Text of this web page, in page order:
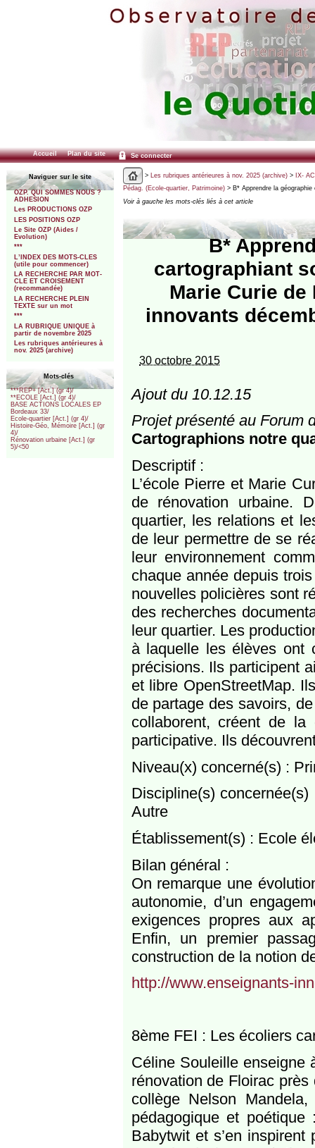
Accueil Plan du site Se connecter
Naviguer sur le site
OZP. QUI SOMMES NOUS ?
ADHESION
Les PRODUCTIONS OZP
LES POSITIONS OZP
Le Site OZP (Aides /
Evolution)
***
L’INDEX DES MOTS-CLES
(utile pour commencer)
LA RECHERCHE PAR MOT-
CLE ET CROISEMENT
(recommandée)
LA RECHERCHE PLEIN
TEXTE sur un mot
***
LA RUBRIQUE UNIQUE à
partir de novembre 2025
Les rubriques antérieures à
nov. 2025 (archive)
Mots-clés
***REP+ [Act.] (gr 4)/
**ECOLE [Act.] (gr 4)/
BASE ACTIONS LOCALES EP
Bordeaux 33/
Ecole-quartier [Act.] (gr 4)/
Histoire-Géo, Mémoire [Act.] (gr
4)/
Rénovation urbaine [Act.] (gr
5)/<50
> Les rubriques antérieures à nov. 2025 (archive)> IX-
Pédag. (Ecole-quartier, Patrimoine)> B* Apprendre la
Voir à gauche les mots-clés liés à cet article
B*
cartographiant
Marie Curie
innovants
30 octobre 2015
Ajout du 10.12.15
Projet présenté au Forum
Cartographions notre
Descriptif :
L’école Pierre et Marie
de rénovation urbaine.
quartier, les relations et
de leur permettre de se
leur environnement
chaque année depuis
nouvelles policières sont
des recherches
leur quartier. Les
à laquelle les élèves ont
précisions. Ils participent
et libre OpenStreetMap.
de partage des savoirs,
collaborent, créent de la
participative. Ils
Niveau(x) concerné(s) :
Discipline(s)
Autre
Établissement(s) : Ecole
Bilan général :
On remarque une
autonomie, d’un
exigences propres aux
Enfin, un premier
construction de la notion
http://www.enseignants-
8ème FEI : Les écoliers
Céline Souleille enseigne
rénovation de Floirac
collège Nelson
pédagogique et
Babytwit et s’en